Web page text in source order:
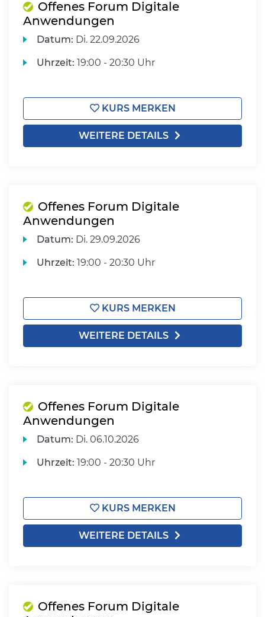
Offenes Forum Digitale
Anwendungen
Datum: Di. 22.09.2026
Uhrzeit: 19:00 - 20:30 Uhr
KURS MERKEN
WEITERE DETAILS
Offenes Forum Digitale
Anwendungen
Datum: Di. 29.09.2026
Uhrzeit: 19:00 - 20:30 Uhr
KURS MERKEN
WEITERE DETAILS
Offenes Forum Digitale
Anwendungen
Datum: Di. 06.10.2026
Uhrzeit: 19:00 - 20:30 Uhr
KURS MERKEN
WEITERE DETAILS
Offenes Forum Digitale